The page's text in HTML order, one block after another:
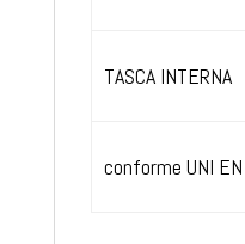
TASCA INTERNA
conforme UNI